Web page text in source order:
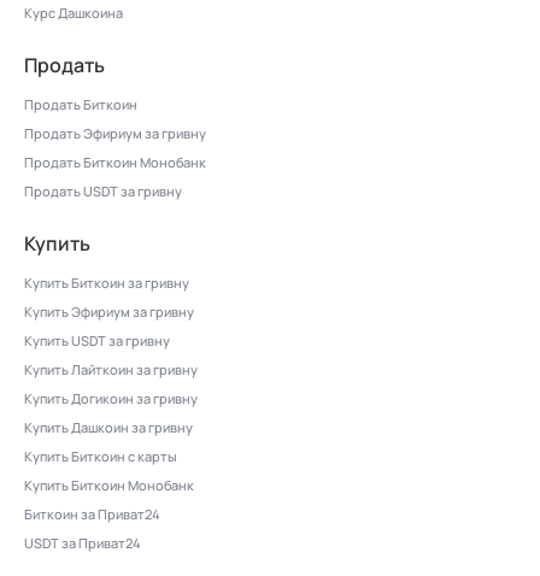
Курс Дашкоина
Продать
Продать Биткоин
Продать Эфириум за гривну
Продать Биткоин Монобанк
Продать USDT за гривну
Купить
Купить Биткоин за гривну
Купить Эфириум за гривну
Купить USDT за гривну
Купить Лайткоин за гривну
Купить Догикоин за гривну
Купить Дашкоин за гривну
Купить Биткоин с карты
Купить Биткоин Монобанк
Биткоин за Приват24
USDT за Приват24